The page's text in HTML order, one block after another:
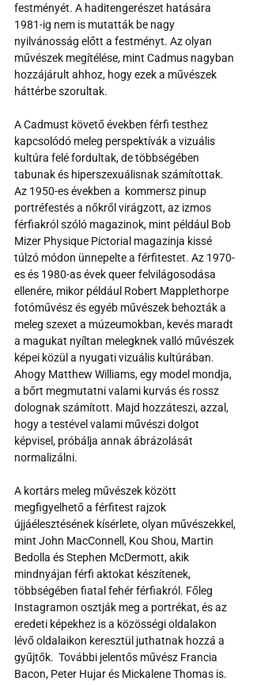
festményét. A haditengerészet hatására
1981-ig nem is mutatták be nagy
nyilvánosság előtt a festményt. Az olyan
művészek megítélése, mint Cadmus nagyban
hozzájárult ahhoz, hogy ezek a művészek
háttérbe szorultak.
A Cadmust követő években férfi testhez
kapcsolódó meleg perspektívák a vizuális
kultúra felé fordultak, de többségében
tabunak és hiperszexuálisnak számítottak.
Az 1950-es években a  kommersz pinup
portréfestés a nőkről virágzott, az izmos
férfiakról szóló magazinok, mint például Bob
Mizer Physique Pictorial magazinja kissé
túlzó módon ünnepelte a férfitestet. Az 1970-
es és 1980-as évek queer felvilágosodása
ellenére, mikor például Robert Mapplethorpe
fotóművész és egyéb művészek behozták a
meleg szexet a múzeumokban, kevés maradt
a magukat nyíltan melegknek valló művészek
képei közül a nyugati vizuális kultúrában.
Ahogy Matthew Williams, egy model mondja,
a bőrt megmutatni valami kurvás és rossz
dolognak számított. Majd hozzáteszi, azzal,
hogy a testével valami művészi dolgot
képvisel, próbálja annak ábrázolását
normalizálni.
A kortárs meleg művészek között
megfigyelhető a férfitest rajzok
újjáélesztésének kísérlete, olyan művészekkel,
mint John MacConnell, Kou Shou, Martin
Bedolla és Stephen McDermott, akik
mindnyájan férfi aktokat készítenek,
többségében fiatal fehér férfiakról. Főleg
Instagramon osztják meg a portrékat, és az
eredeti képekhez is a közösségi oldalakon
lévő oldalaikon keresztül juthatnak hozzá a
gyűjtők.  További jelentős művész Francia
Bacon, Peter Hujar és Mickalene Thomas is.